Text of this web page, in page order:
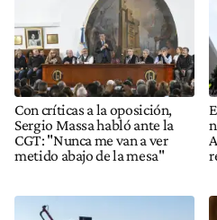
Con críticas a la oposición,
Sergio Massa habló ante la
CGT: "Nunca me van a ver
metido abajo de la mesa"